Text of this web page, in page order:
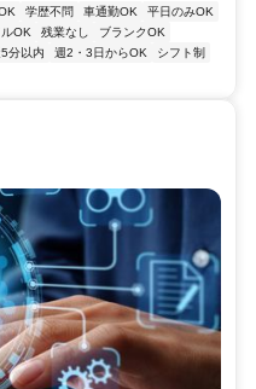
学歴不問 車通勤OK
平日のみOK
OK 残業なし
ブランクOK
分以内 週2・3日からOK
シフト制